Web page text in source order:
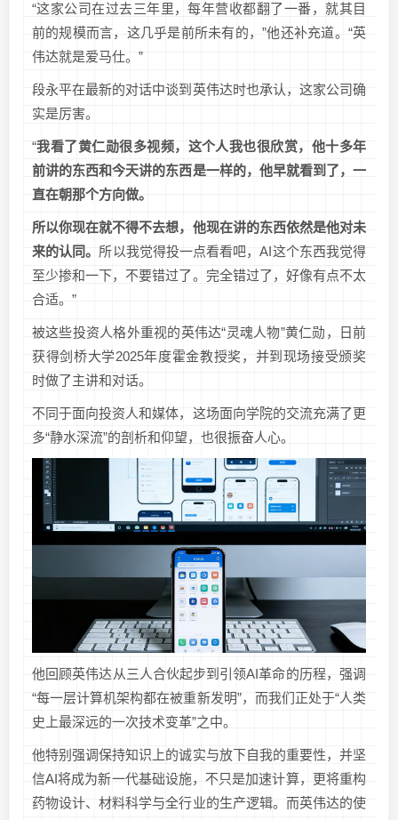
“这家公司在过去三年里，每年营收都翻了一番，就其目
前的规模而言，这几乎是前所未有的，”他还补充道。“英
伟达就是爱马仕。”
段永平在最新的对话中谈到英伟达时也承认，这家公司确
实是厉害。
“我看了黄仁勋很多视频，这个人我也很欣赏，他十多年
前讲的东西和今天讲的东西是一样的，他早就看到了，一
直在朝那个方向做。
所以你现在就不得不去想，他现在讲的东西依然是他对未
来的认同。 所以我觉得投一点看看吧，AI这个东西我觉得
至少掺和一下，不要错过了。完全错过了，好像有点不太
合适。”
被这些投资人格外重视的英伟达“灵魂人物”黄仁勋，日前
获得剑桥大学2025年度霍金教授奖，并到现场接受颁奖
时做了主讲和对话。
不同于面向投资人和媒体，这场面向学院的交流充满了更
多“静水深流”的剖析和仰望，也很振奋人心。
他回顾英伟达从三人合伙起步到引领AI革命的历程，强调
“每一层计算机架构都在被重新发明”，而我们正处于“人类
史上最深远的一次技术变革”之中。
他特别强调保持知识上的诚实与放下自我的重要性，并坚
信AI将成为新一代基础设施，不只是加速计算，更将重构
药物设计、材料科学与全行业的生产逻辑。而英伟达的使